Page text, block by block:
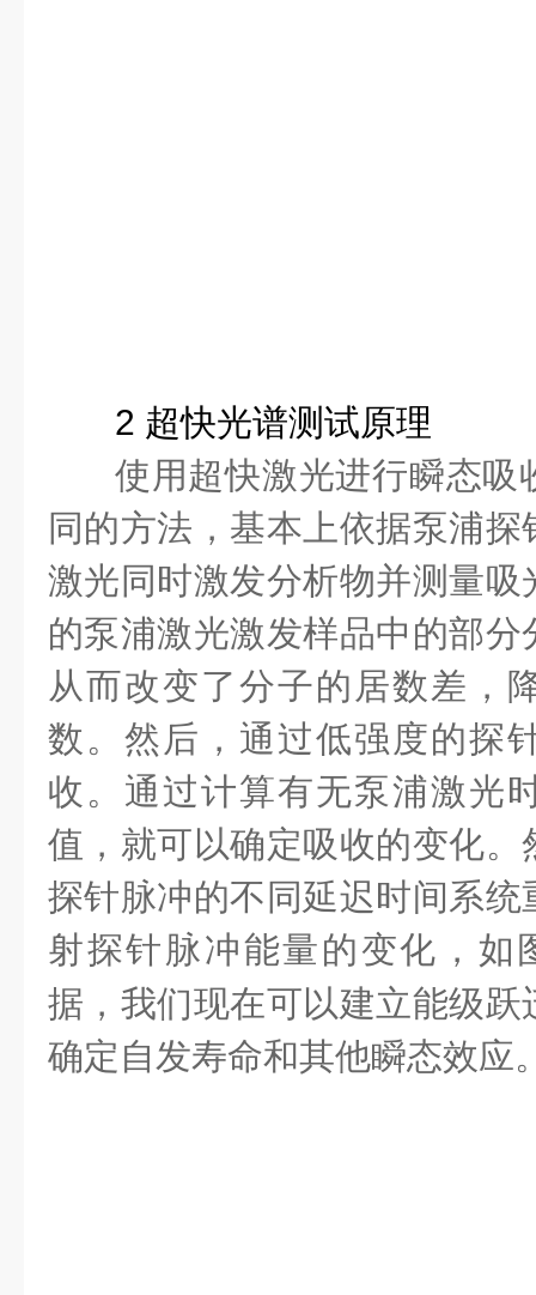
2 超快光谱测试原理
使用超快激光进行瞬态吸
同的方法，基本上依据泵浦
激光同时激发分析物并测量
的泵浦激光激发样品中的部
从而改变了分子的居数差，
数。然后，通过低强度的探
收。通过计算有无泵浦激光
值，就可以确定吸收的变化
探针脉冲的不同延迟时间系
射探针脉冲能量的变化，如
据，我们现在可以建立能级
确定自发寿命和其他瞬态效应